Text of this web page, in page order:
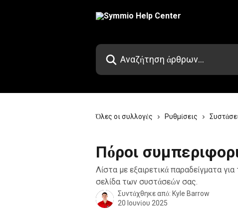
Αναζήτηση άρθρων...
Όλες οι συλλογές Ρυθμίσεις
Πόροι
Λίστα με εξαιρετικά παραδείγματα
σελίδα των συστάσεών σας.
Συντάχθηκε από: Kyle Barrow
20 Ιουνίου 2025